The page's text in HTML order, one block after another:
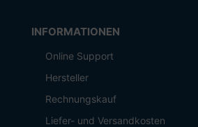
INFORMATIONEN
Online Support
Hersteller
Rechnungskauf
Liefer- und Versandkosten